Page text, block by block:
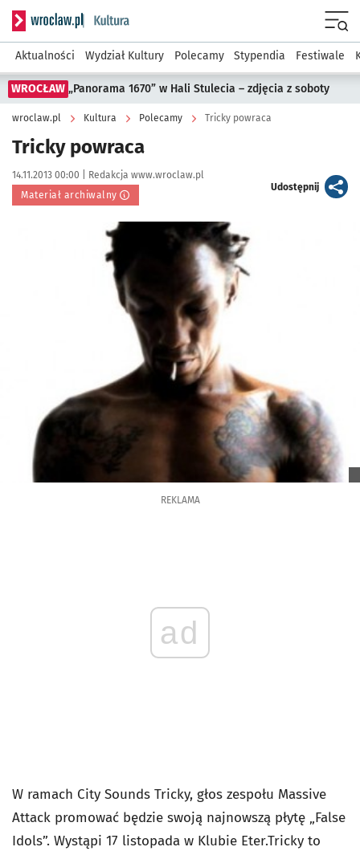
Serwis informacyjny wroclaw.pl podserwis: Kultura
Aktualności Wydział Kultury Polecamy Stypendia Festiwale
WROCŁAW „Panorama 1670” w Hali Stulecia – zdjęcia z soboty
wroclaw.pl Kultura Polecamy Tricky powraca
Tricky powraca
Data publikacji:
14.11.2013 00:00 | Autor:
Redakcja www.wroclaw.pl
Materiał archiwalny
Udostępnijartykuł
Kliknij, aby powiększyć
REKLAMA
ad
W ramach City Sounds Tricky, głos zespołu Massive
Attack promować będzie swoją najnowszą płytę „False
Idols”. Wystąpi 17 listopada w Klubie Eter.Tricky to